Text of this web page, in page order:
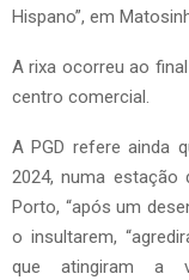
Hispano”, em
A rixa ocorreu ao
centro comercial.
A PGD refere ainda
2024, numa
Porto, “após um
o insultarem,
que atingiram a